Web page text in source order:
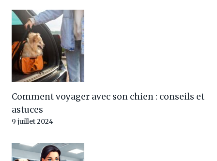
Comment voyager avec son chien : conseils et
astuces
9 juillet 2024